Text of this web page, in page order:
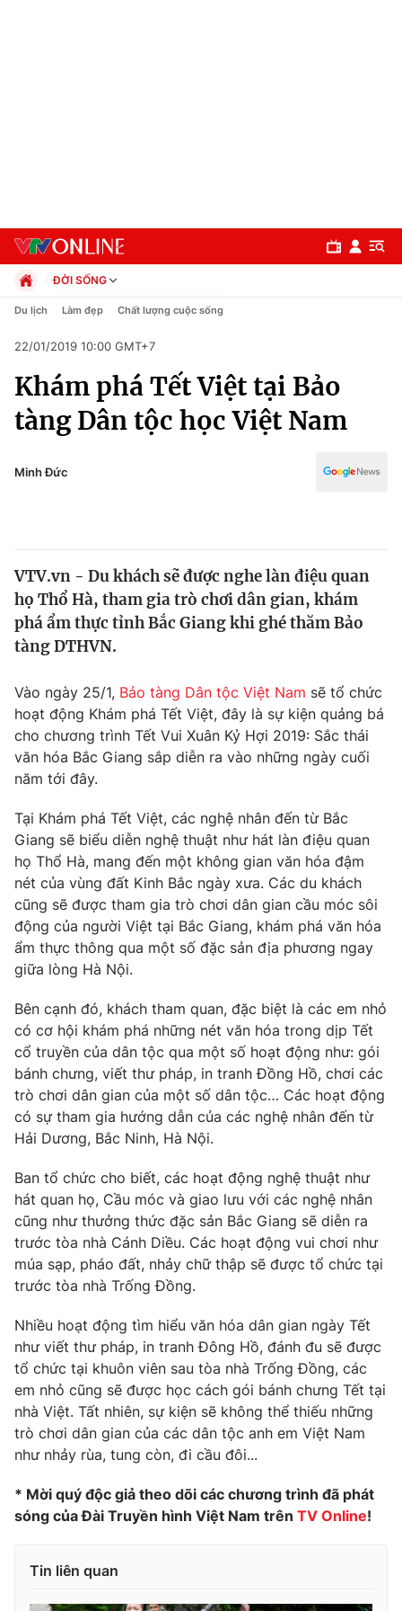
Chuyên mục
Chính trị
Thế giới
Tin tức
Thế giới đó đây
Câu chuyện quốc tế
Tài chính
Thị trường
Góc doanh nghiệp
Dữ liệu và đời sống
Truyền hình
Phim VTV
Hậu trường
Nhân vật
Khán giả
Giải sao mai
Giải trí
Điện ảnh
Âm nhạc
Sao
Đời sống
Du lịch
Làm đẹp
Giáo dục
Tuyển sinh
Học trực tuyến
Công nghệ
Hitech Công nghệ tương lai
Sản phẩm
Thị trường
Tư vấn
Giao lưu trực tuyến
Lịch phát sóng
Chuyên mục khác
Emagazine Podcast
Photo Infographic
Video Shorts video
VTV Money VTV Thể thao
VTV Sức khoẻ Bất động sản
Thị trường 24h Tấm lòng Việt
VTV4 Vươn mình bằng AI
Liên hệ tòa soạn English
ĐỜI SỐNG
Chính trị
Pháp luật
Kinh tế
Thể thao
Truyền hình
Y tế
Du lịch Làm đẹp Chất lượng cuộc sống
22/01/2019 10:00 GMT+7
Khám phá Tết Việt tại Bảo
tàng Dân tộc học Việt Nam
Minh Đức
VTV.vn - Du khách sẽ được nghe làn điệu quan
họ Thổ Hà, tham gia trò chơi dân gian, khám
phá ẩm thực tỉnh Bắc Giang khi ghé thăm Bảo
tàng DTHVN.
Vào ngày 25/1, Bảo tàng Dân tộc Việt Nam sẽ tổ chức
hoạt động Khám phá Tết Việt, đây là sự kiện quảng bá
cho chương trình Tết Vui Xuân Kỷ Hợi 2019: Sắc thái
văn hóa Bắc Giang sắp diễn ra vào những ngày cuối
năm tới đây.
Tại Khám phá Tết Việt, các nghệ nhân đến từ Bắc
Giang sẽ biểu diễn nghệ thuật như hát làn điệu quan
họ Thổ Hà, mang đến một không gian văn hóa đậm
nét của vùng đất Kinh Bắc ngày xưa. Các du khách
cũng sẽ được tham gia trò chơi dân gian cầu móc sôi
động của người Việt tại Bắc Giang, khám phá văn hóa
ẩm thực thông qua một số đặc sản địa phương ngay
giữa lòng Hà Nội.
Bên cạnh đó, khách tham quan, đặc biệt là các em nhỏ
có cơ hội khám phá những nét văn hóa trong dịp Tết
cổ truyền của dân tộc qua một số hoạt động như: gói
bánh chưng, viết thư pháp, in tranh Đồng Hồ, chơi các
trò chơi dân gian của một số dân tộc… Các hoạt động
có sự tham gia hướng dẫn của các nghệ nhân đến từ
Hải Dương, Bắc Ninh, Hà Nội.
Ban tổ chức cho biết, các hoạt động nghệ thuật như
hát quan họ, Cầu móc và giao lưu với các nghệ nhân
cũng như thưởng thức đặc sản Bắc Giang sẽ diễn ra
trước tòa nhà Cánh Diều. Các hoạt động vui chơi như
múa sạp, pháo đất, nhảy chữ thập sẽ được tổ chức tại
trước tòa nhà Trống Đồng.
Nhiều hoạt động tìm hiểu văn hóa dân gian ngày Tết
như viết thư pháp, in tranh Đông Hồ, đánh đu sẽ được
tổ chức tại khuôn viên sau tòa nhà Trống Đồng, các
em nhỏ cũng sẽ được học cách gói bánh chưng Tết tại
nhà Việt. Tất nhiên, sự kiện sẽ không thể thiếu những
trò chơi dân gian của các dân tộc anh em Việt Nam
như nhảy rùa, tung còn, đi cầu đôi...
* Mời quý độc giả theo dõi các chương trình đã phát
sóng của Đài Truyền hình Việt Nam trên TV Online!
Tin liên quan